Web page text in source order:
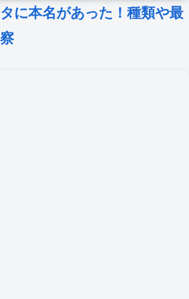
に本名があった！種類や最